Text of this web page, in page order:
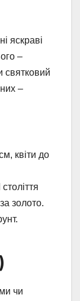
яскраві
–
святковий
–
квіти до
золото.
чи